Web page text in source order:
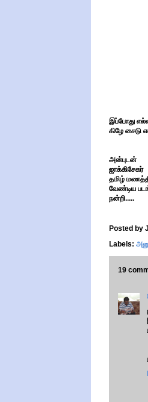
இப்போது
கிழே சைடு
அன்புடன்
ஜாக்கிசேகர்
தமிழ்
வேண்டிய
நன்றி.....
Posted by
Labels:
19